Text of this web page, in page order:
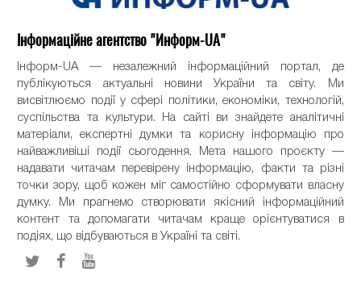
Інформаційне агентство "Информ-UA"
Інформ-UA — незалежний інформаційний портал, де
публікуються актуальні новини України та світу. Ми
висвітлюємо події у сфері політики, економіки, технологій,
суспільства та культури. На сайті ви знайдете аналітичні
матеріали, експертні думки та корисну інформацію про
найважливіші події сьогодення. Мета нашого проєкту —
надавати читачам перевірену інформацію, факти та різні
точки зору, щоб кожен міг самостійно сформувати власну
думку. Ми прагнемо створювати якісний інформаційний
контент та допомагати читачам краще орієнтуватися в
подіях, що відбуваються в Україні та світі.